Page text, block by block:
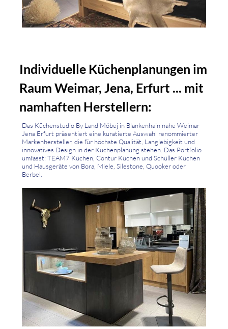
Individuelle Küchenplanungen im
Raum Weimar, Jena, Erfurt ... mit
namhaften Herstellern:
Das Küchenstudio By Land Möbej in Blankenhain nahe Weimar
Jena Erfurt präsentiert eine kuratierte Auswahl renommierter
Markenhersteller, die für höchste Qualität, Langlebigkeit und
innovatives Design in der Küchenplanung stehen. Das Portfolio
umfasst: TEAM7 Küchen, Contur Küchen und Schüller Küchen
und Hausgeräte von Bora, Miele, Silestone, Quooker oder
Berbel.